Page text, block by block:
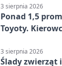
3 sierpnia 2026
Ponad 1,5
Toyoty.
3 sierpnia 2026
Ślady zwierząt